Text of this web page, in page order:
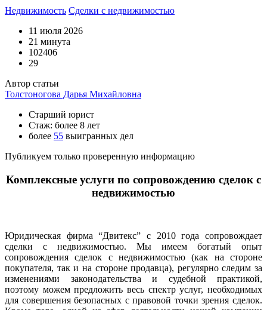
Недвижимость Сделки с недвижимостью
11 июля 2026
21 минута
102406
29
Автор статьи
Толстоногова Дарья Михайловна
Старший юрист
Стаж: более 8 лет
более 55 выигранных дел
Публикуем только проверенную информацию
Комплексные услуги по сопровождению сделок с
недвижимостью
Юридическая фирма “Двитекс” с 2010 года сопровождает
сделки с недвижимостью. Мы имеем богатый опыт
сопровождения сделок с недвижимостью (как на стороне
покупателя, так и на стороне продавца), регулярно следим за
изменениями законодательства и судебной практикой,
поэтому можем предложить весь спектр услуг, необходимых
для совершения безопасных с правовой точки зрения сделок.